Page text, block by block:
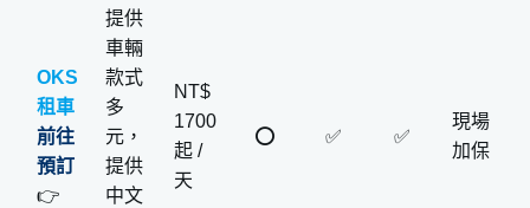
1.免責賠償制度(CDW)
2.NOC補償 (營業損失費)
到福岡租車前必備證件
如何線上預約福岡租車
Step 1 線上預約福岡地區車輛
Step 2 抵達福岡時前往取車
OKS
租車
前往
預訂
👉
提供
車輛
款式
多
元，
提供
中文
NT$
1700
起 /
天
⭕️ ✅ ✅
現場
加保